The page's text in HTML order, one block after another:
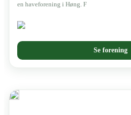
en haveforening i Høng. F
Se forening